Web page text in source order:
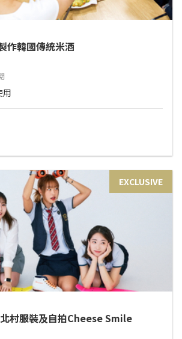
作韓國傳統米酒
用
EXCLUSIVE
村服裝及自拍Cheese Smile